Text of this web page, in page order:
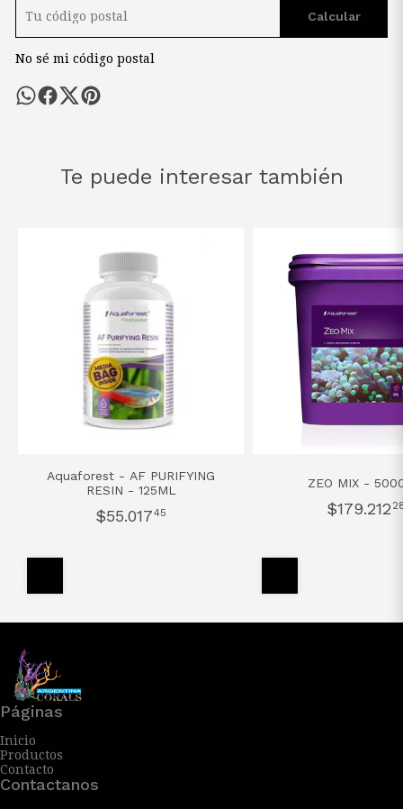
Calcular
No sé mi código postal
Te puede interesar también
Aquaforest - AF PURIFYING
RESIN - 125ML
$55.01745
ZEO MIX -
$179.212
Páginas
Inicio
Productos
Contacto
Contactanos